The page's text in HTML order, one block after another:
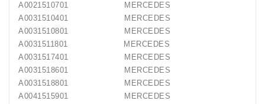
A0021510701 MERCEDES
A0031510401 MERCEDES
A0031510801 MERCEDES
A0031511801 MERCEDES
A0031517401 MERCEDES
A0031518601 MERCEDES
A0031518801 MERCEDES
A0041515901 MERCEDES